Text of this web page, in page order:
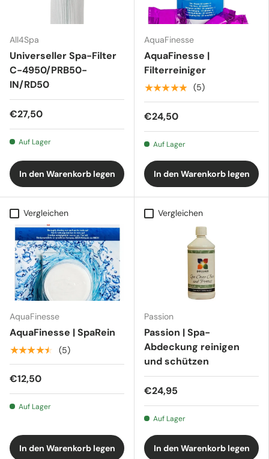
All4Spa
Universeller Spa-Filter
C-4950/PRB50-
IN/RD50
€27,50
Auf Lager
In den Warenkorb legen
AquaFinesse
AquaFinesse |
Filterreiniger
★★★★★ (5)
€24,50
Auf Lager
In den Warenkorb legen
Vergleichen
AquaFinesse
AquaFinesse | SpaRein
★★★★★ (5)
€12,50
Auf Lager
In den Warenkorb legen
Vergleichen
Passion
Passion | Spa-
Abdeckung reinigen
und schützen
€24,95
Auf Lager
In den Warenkorb legen